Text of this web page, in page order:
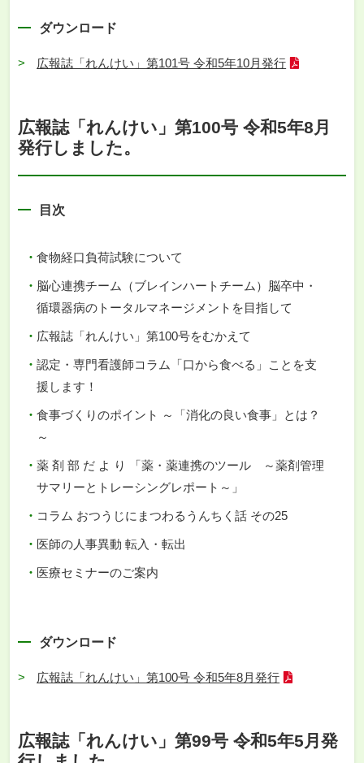
ダウンロード
広報誌「れんけい」第101号 令和5年10月発行
広報誌「れんけい」第100号 令和5年8月
発行しました。
目次
食物経口負荷試験について
脳心連携チーム（ブレインハートチーム）脳卒中・
循環器病のトータルマネージメントを目指して
広報誌「れんけい」第100号をむかえて
認定・専門看護師コラム「口から食べる」ことを支
援します！
食事づくりのポイント ～「消化の良い食事」とは？
～
薬 剤 部 だ よ り 「薬・薬連携のツール ～薬剤管理
サマリーとトレーシングレポート～」
コラム おつうじにまつわるうんちく話 その25
医師の人事異動 転入・転出
医療セミナーのご案内
ダウンロード
広報誌「れんけい」第100号 令和5年8月発行
広報誌「れんけい」第99号 令和5年5月発